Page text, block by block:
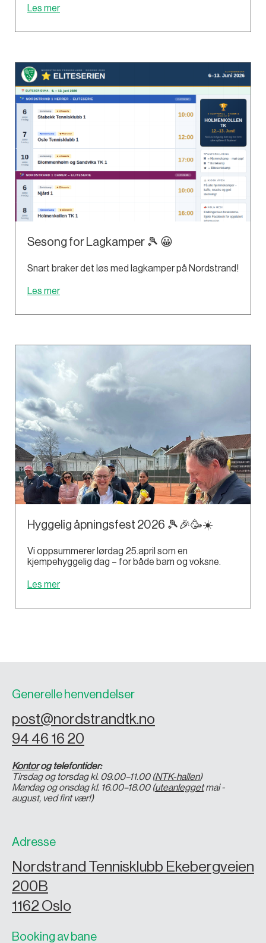
Les mer
Sesong for Lagkamper 🎾 😀
Snart braker det løs med lagkamper på Nordstrand!
Les mer
Hyggelig åpningsfest 2026 🎾🎉🥳☀️
Vi oppsummerer lørdag 25.april som en
kjempehyggelig dag – for både barn og voksne.
Les mer
Generelle henvendelser
post@nordstrandtk.no
94 46 16 20
Kontorog telefontider:
Tirsdag og torsdag kl. 09.00–11.00 (NTK-hallen)
Mandag og onsdag kl. 16.00–18.00 (uteanleggetmai -
august, ved fint vær!)
Adresse
Nordstrand Tennisklubb Ekebergveien
200B
1162 Oslo
Booking av bane